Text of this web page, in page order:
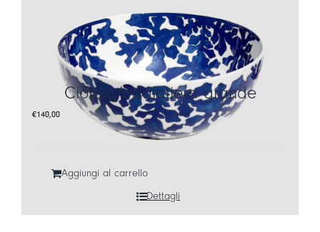
Ciotola/insalatiera grande
€140,00
Aggiungi al carrello
Dettagli